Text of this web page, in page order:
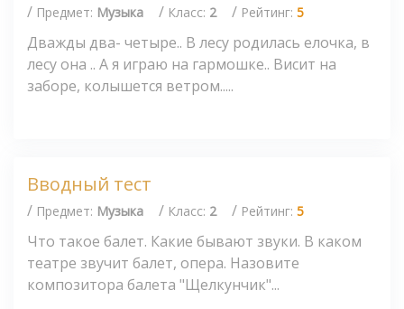
/ Предмет: Музыка / Класс: 2 / Рейтинг: 5
Дважды два- четыре.. В лесу родилась елочка, в
лесу она .. А я играю на гармошке.. Висит на
заборе, колышется ветром.....
Вводный тест
/ Предмет: Музыка / Класс: 2 / Рейтинг: 5
Что такое балет. Какие бывают звуки. В каком
театре звучит балет, опера. Назовите
композитора балета "Щелкунчик"...